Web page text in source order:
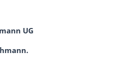
UG